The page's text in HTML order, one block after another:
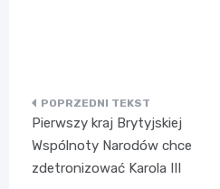
Nawigacja
wpisu
Pierwszy kraj Brytyjskiej
Wspólnoty Narodów chce
zdetronizować Karola III